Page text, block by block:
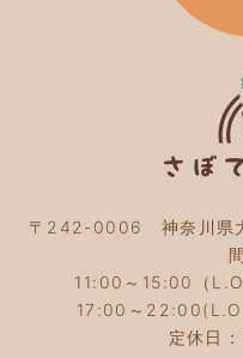
〒242-0006 神奈川県
11:00～15:00（
17:00～
定休日